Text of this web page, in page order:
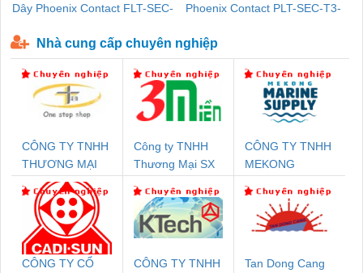
Dây Phoenix Contact FLT-SEC-
Phoenix Contact PLT-SEC-T3-
Nhà cung cấp chuyên nghiệp
CÔNG TY TNHH
THƯƠNG MẠI
THIÊN ÂN VIỆT
NAM
Công ty TNHH
Thương Mại SX
CÔNG TY TNHH
MEKONG
SUPPLY
CÔNG TY CỔ
CÔNG TY TNHH
Tan Dong Cang